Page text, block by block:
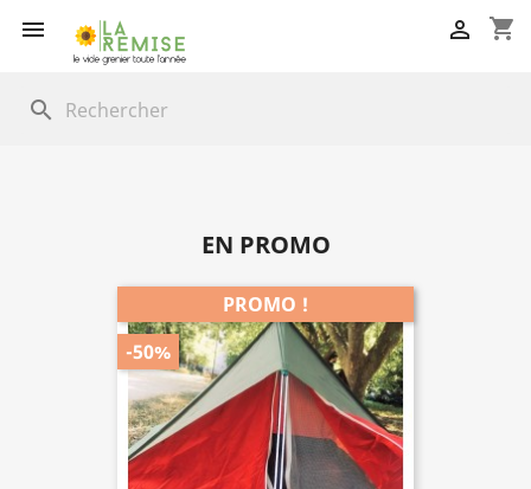
 shopping_cart

search
EN PROMO
PROMO !
-50%